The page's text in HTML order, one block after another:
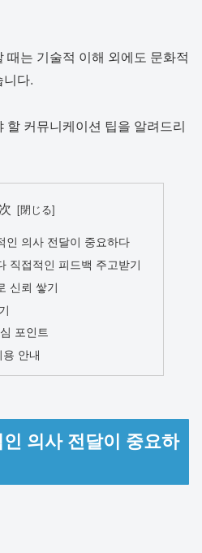
때는 기술적 이해 외에도 문화적
다.
할 커뮤니케이션 팁을 알려드리
인 의사 전달이 중요하다
직접적인 피드백 주고받기
신뢰 쌓기
포인트
안내
의사 전달이 중요하